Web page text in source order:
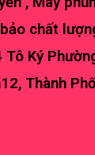
chất
Ký
Thành